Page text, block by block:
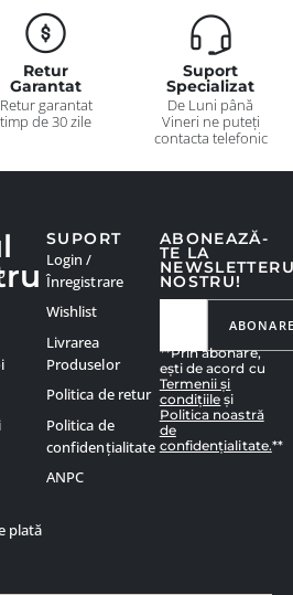
Retur
Garantat
Retur garantat
timp de 30 zile
Suport
Specializat
De Luni până
Vineri ne puteți
contacta telefonic
ABONEAZĂ-
TE LA
NOSTRU!
**Prin abonare,
ești de acord cu
Termenii și
condițiile și
Politica noastră
de
confidențialitate.**
plată
SUPORT
Login /
Înregistrare
Wishlist
Livrarea
Produselor
Politica de retur
Politica de
confidențialitate
ANPC